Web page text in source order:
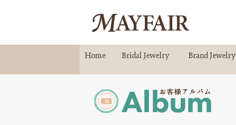
Home Bridal Jewelry Brand Jewelry